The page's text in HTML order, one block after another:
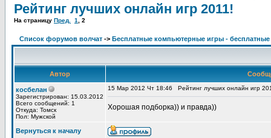
Рейтинг лучших онлайн игр 2011!
На страницу Пред. 1 2
Список форумов волчат -> Бесплатные компьютерные игры -
Автор
косбелан
Зарегистрирован: 15.03.2012
Всего сообщений: 1
Откуда: Томск
Пол: Мужской
15 Мар 2012 Чт 18:46 Рейтинг лучших онлайн игр
Хорошая подборка)) и правда))
Вернуться к началу